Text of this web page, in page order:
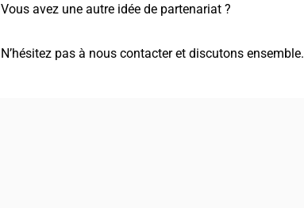
Vous avez une autre idée de partenariat ?
N’hésitez pas à nous contacter et discutons ensemble.